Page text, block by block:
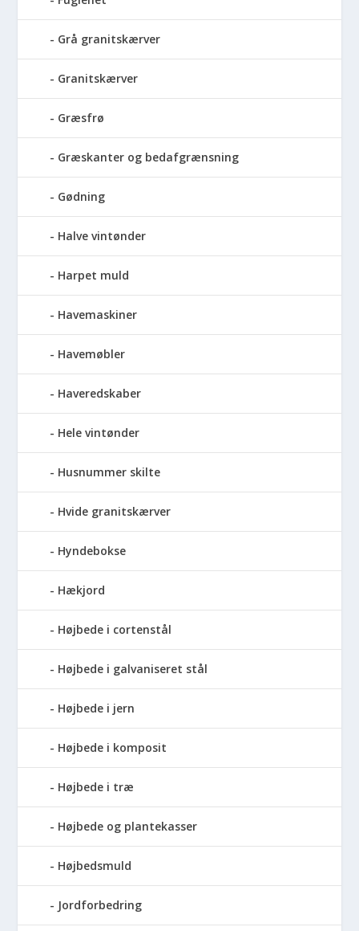
Grå granitskærver
Granitskærver
Græsfrø
Græskanter og bedafgrænsning
Gødning
Halve vintønder
Harpet muld
Havemaskiner
Havemøbler
Haveredskaber
Hele vintønder
Husnummer skilte
Hvide granitskærver
Hyndebokse
Hækjord
Højbede i cortenstål
Højbede i galvaniseret stål
Højbede i jern
Højbede i komposit
Højbede i træ
Højbede og plantekasser
Højbedsmuld
Jordforbedring